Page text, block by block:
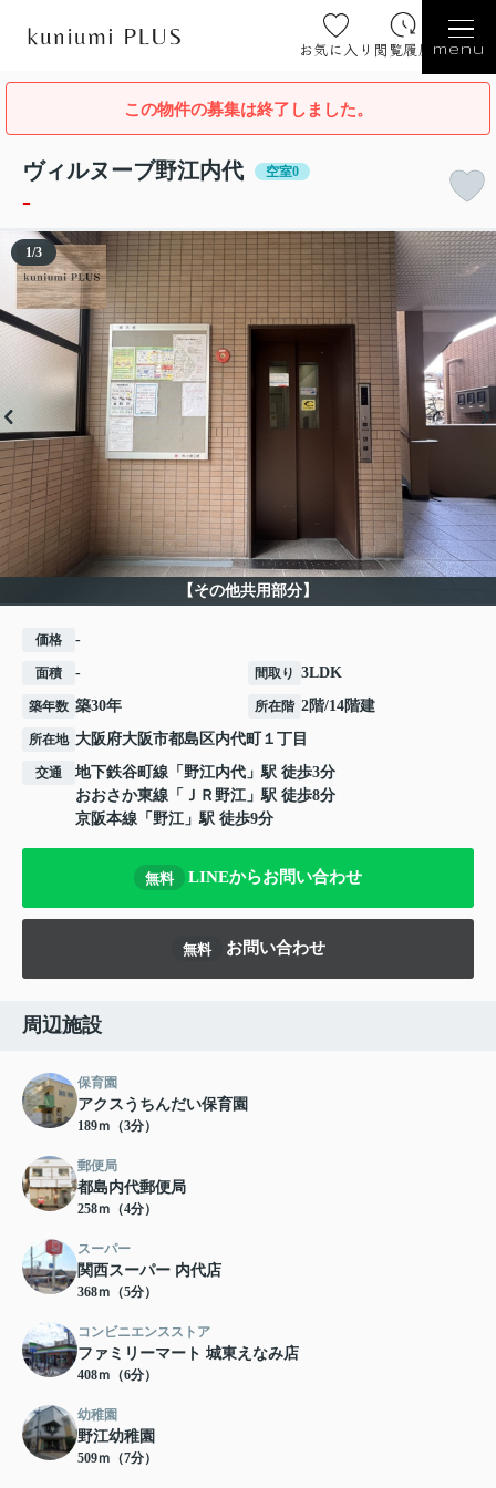
お気に入り 閲覧履歴 menu
この物件の募集は終了しました。
ヴィルヌーブ野江内代 空室0
-
【その他共用部分】
1/3
価格 -
面積 - 間取り 3LDK
築年数 築30年 所在階 2階/14階建
所在地 大阪府大阪市都島区内代町 １丁目
交通 地下鉄谷町線 「 野江内代 」駅 徒歩3分
おおさか東線 「 ＪＲ野江 」駅 徒歩8分
京阪本線 「 野江 」駅 徒歩9分
無料 LINEからお問い合わせ
無料 お問い合わせ
周辺施設
保育園
アクスうちんだい保育園
189ｍ（3分）
郵便局
都島内代郵便局
258ｍ（4分）
スーパー
関西スーパー 内代店
368ｍ（5分）
コンビニエンスストア
ファミリーマート 城東えなみ店
408ｍ（6分）
幼稚園
野江幼稚園
509ｍ（7分）